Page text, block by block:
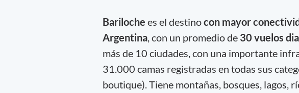
Bariloche es el destinocon mayor
Argentina, con un promedio de 30 vuelos
más de 10 ciudades, con una importante
31.000 camas registradas en todas sus
boutique). Tiene montañas, bosques, lagos,